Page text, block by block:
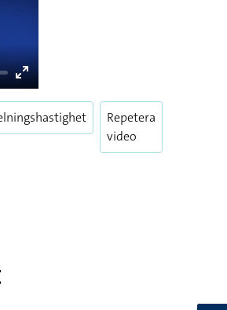
Enter
fullscreen
Repetera
video